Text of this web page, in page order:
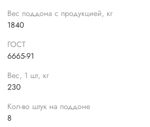
Вес поддона с продукцией, кг
1840
ГОСТ
6665-91
Вес, 1 шт, кг
230
Кол-во штук на поддоне
8